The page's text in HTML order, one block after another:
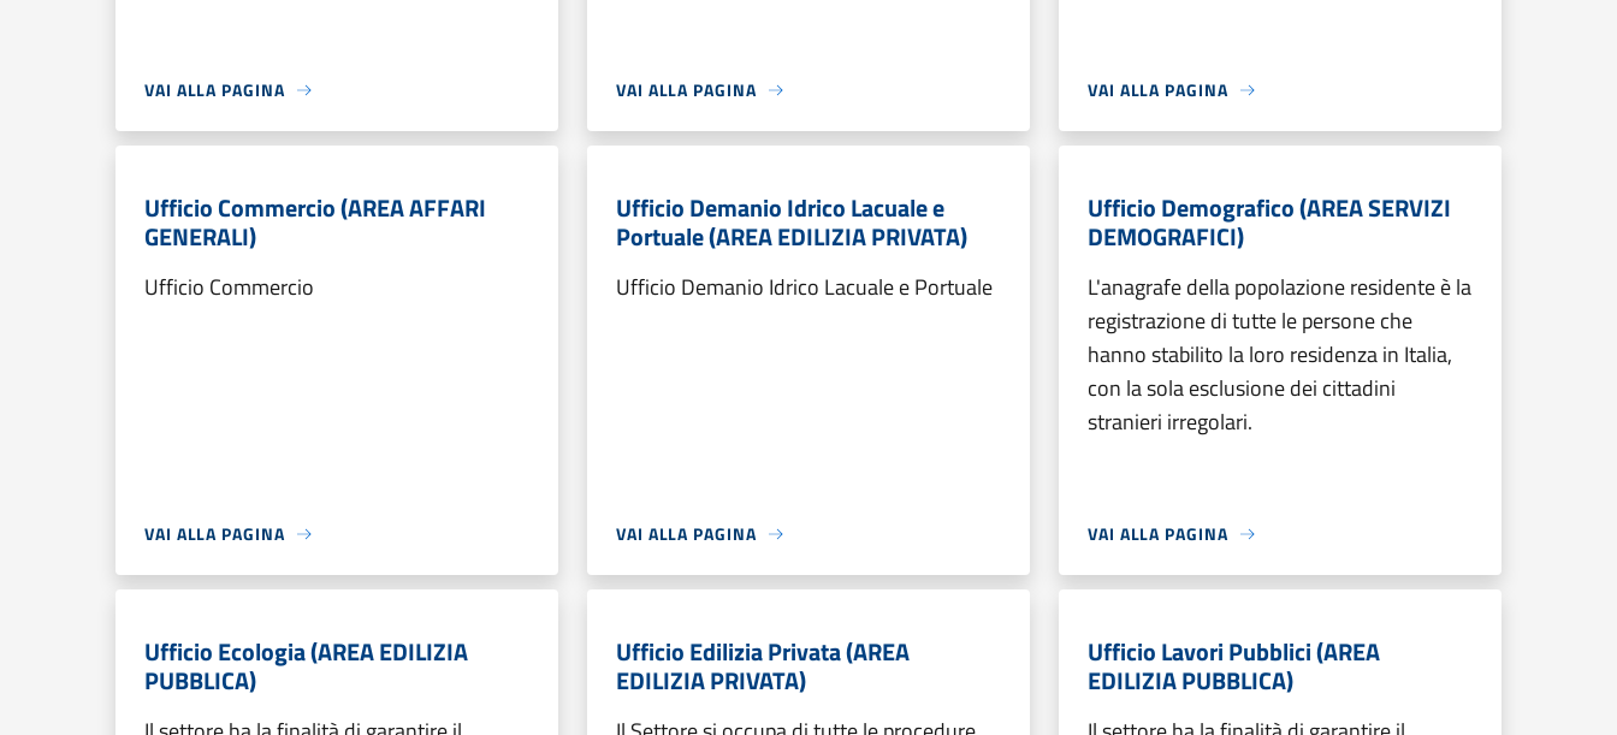
VAI ALLA PAGINA VAI ALLA PAGINA VAI ALLA PAGINA
Ufficio Commercio (AREA AFFARI
GENERALI)
Ufficio Commercio
VAI ALLA PAGINA
Ufficio Demanio Idrico Lacuale e
Portuale (AREA EDILIZIA PRIVATA)
Ufficio Demanio Idrico Lacuale e Portuale
VAI ALLA PAGINA
Ufficio Demografico (AREA SERVIZI
DEMOGRAFICI)
L'anagrafe della popolazione residente è la
registrazione di tutte le persone che
hanno stabilito la loro residenza in Italia,
con la sola esclusione dei cittadini
stranieri irregolari.
VAI ALLA PAGINA
Ufficio Ecologia (AREA EDILIZIA
PUBBLICA)
Ufficio Edilizia Privata (AREA
EDILIZIA PRIVATA)
Ufficio Lavori Pubblici (AREA
EDILIZIA PUBBLICA)